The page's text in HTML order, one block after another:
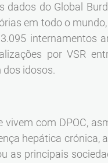
dados do Global
em todo o
internamentos
por VSR
dos idosos.
vivem com DPOC,
hepática crónica,
as principais